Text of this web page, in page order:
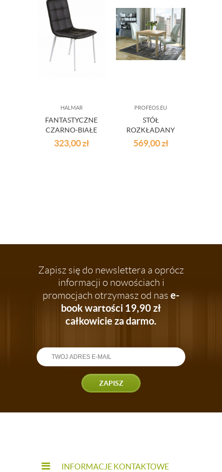
HALMAR
FANTASTYCZNE
CZARNO-BIAŁE
KRZESŁO K191
323,00zł
PROFEOS.EU
STÓŁ
ROZKŁADANY
DĄB SONOMA
RACER
569,00zł
Zapisz się do newslettera a oprócz
informacji o nowościach i
promocjach otrzymasz od nas e-
book wartości 19,90 zł
całkowicie za darmo.
ZAPISZ
INFORMACJE KONTAKTOWE